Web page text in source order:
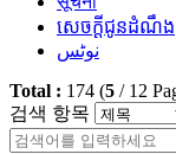
សេចក្តីជូនដំណឹង
نوٹس
Total : 174 (5 / 12
검색 항목